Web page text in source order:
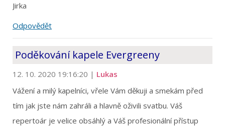
Jirka
Odpovědět
Poděkování kapele Evergreeny
12. 10. 2020 19:16:20 | Lukas
Vážení a milý kapelníci, vřele Vám děkuji a smekám před
tím jak jste nám zahráli a hlavně oživili svatbu. Váš
repertoár je velice obsáhlý a Váš profesionální přístup